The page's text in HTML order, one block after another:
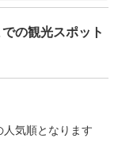
の観光スポット
気順となります